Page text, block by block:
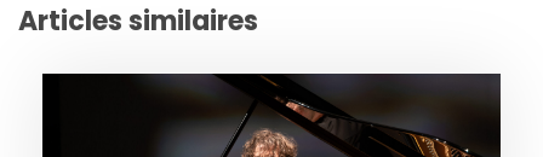
Articles similaires